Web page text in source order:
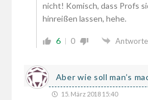
nicht! Komisch, dass Profs
hinreißen lassen, hehe.
6 0
Aber wie soll man’s
15. März 2018 15:40